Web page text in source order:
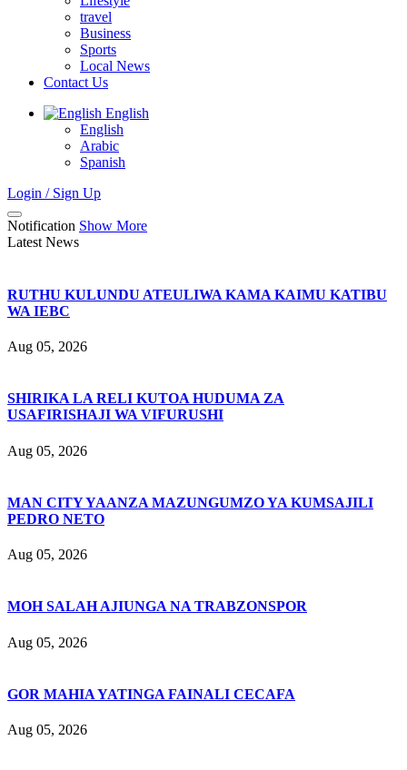
travel
Business
Sports
Local News
Contact Us
English
English
Arabic
Spanish
Login / Sign Up
Notification Show More
Latest News
RUTHU KULUNDU ATEULIWA KAMA KAIMU KATIBU
WA IEBC
Aug 05, 2026
SHIRIKA LA RELI KUTOA HUDUMA ZA
USAFIRISHAJI WA VIFURUSHI
Aug 05, 2026
MAN CITY YAANZA MAZUNGUMZO YA KUMSAJILI
PEDRO NETO
Aug 05, 2026
MOH SALAH AJIUNGA NA TRABZONSPOR
Aug 05, 2026
GOR MAHIA YATINGA FAINALI CECAFA
Aug 05, 2026